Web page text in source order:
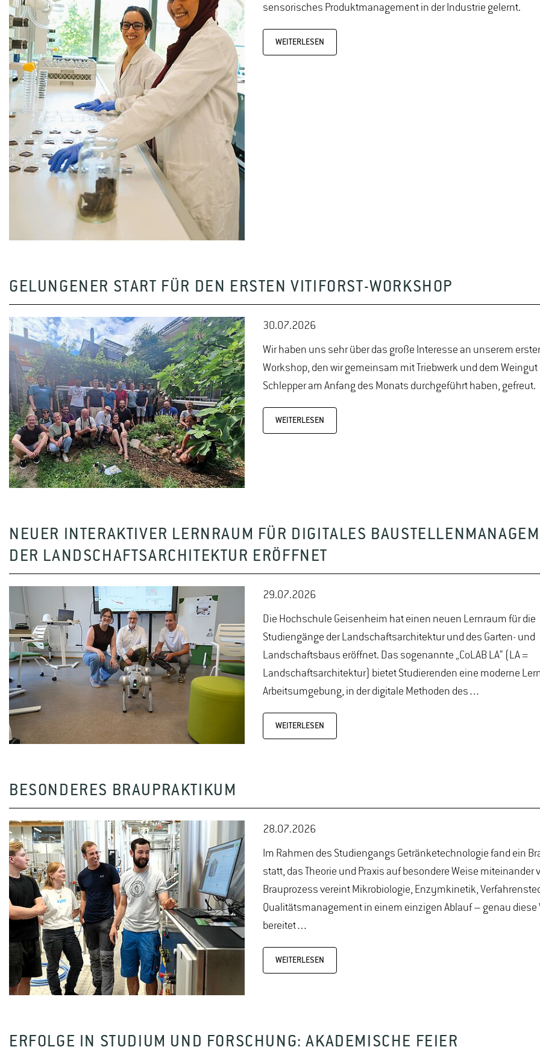
sensorisches Produktmanagement in der Industrie gelernt.
WEITERLESEN
GELUNGENER START FÜR DEN ERSTEN VITIFORST-WORKSHOP
30.07.2026
Wir haben uns sehr über das große Interesse an unserem
Workshop, den wir gemeinsam mit Triebwerk und dem
Schlepper am Anfang des Monats durchgeführt haben, gefreut.
WEITERLESEN
NEUER INTERAKTIVER LERNRAUM FÜR DIGITALES
DER LANDSCHAFTSARCHITEKTUR ERÖFFNET
29.07.2026
Die Hochschule Geisenheim hat einen neuen Lernraum für die
Studiengänge der Landschaftsarchitektur und des Garten- und
Landschaftsbaus eröffnet. Das sogenannte „CoLAB LA“ (LA =
Landschaftsarchitektur) bietet Studierenden eine moderne
Arbeitsumgebung, in der digitale Methoden des…
WEITERLESEN
BESONDERES BRAUPRAKTIKUM
28.07.2026
Im Rahmen des Studiengangs Getränketechnologie fand ein
statt, das Theorie und Praxis auf besondere Weise miteinander
Brauprozess vereint Mikrobiologie, Enzymkinetik,
Qualitätsmanagement in einem einzigen Ablauf – genau diese
bereitet…
WEITERLESEN
ERFOLGE IN STUDIUM UND FORSCHUNG: AKADEMISCHE FEIER